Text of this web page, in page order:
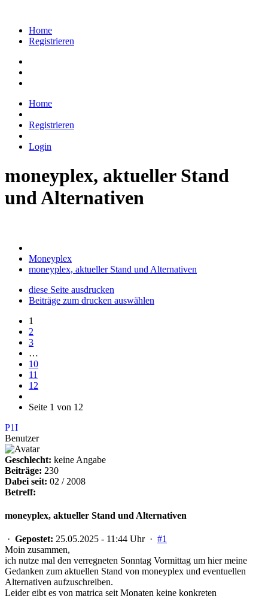
Home
Registrieren
Home
Registrieren
Login
moneyplex, aktueller Stand
und Alternativen
Moneyplex
moneyplex, aktueller Stand und Alternativen
diese Seite ausdrucken
Beiträge zum drucken auswählen
1
2
3
…
10
11
12
Seite 1 von 12
P1I
Benutzer
Geschlecht: keine Angabe
Beiträge: 230
Dabei seit: 02 / 2008
Betreff:
moneyplex, aktueller Stand und Alternativen
· Gepostet: 25.05.2025 - 11:44 Uhr · #1
Moin zusammen,
ich nutze mal den verregneten Sonntag Vormittag um hier meine
Gedanken zum aktuellen Stand von moneyplex und eventuellen
Alternativen aufzuschreiben.
Leider gibt es von matrica seit Monaten keine konkreten